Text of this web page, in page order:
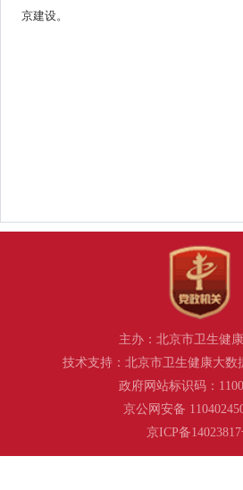
京建设。
主办：北京市卫生健
技术支持：北京市卫生健康大数
政府网站标识码：
京公网安备
京ICP备